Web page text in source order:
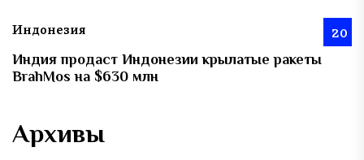
Индонезия 20
Индия продаст Индонезии крылатые ракеты
BrahMos на $630 млн
Архивы